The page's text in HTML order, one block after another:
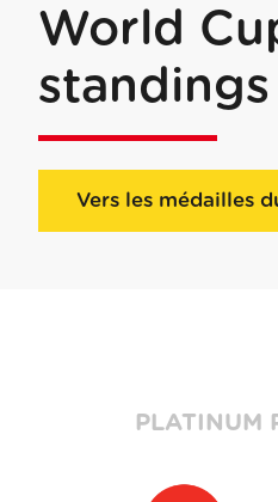
World
standings
Vers les médailles
PLATINUM